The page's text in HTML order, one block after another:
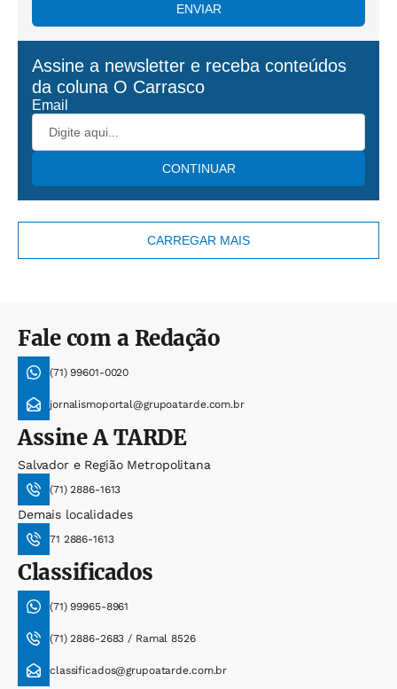
Assine a newsletter e receba conteúdos
da coluna O Carrasco
Email
CONTINUAR
ENVIAR
CARREGAR MAIS
Fale com a Redação
(71) 99601-0020
jornalismoportal@grupoatarde.com.br
AssineA TARDE
Salvador e Região Metropolitana
(71) 2886-1613
Demais localidades
71 2886-1613
Classificados
(71) 99965-8961
(71) 2886-2683 / Ramal 8526
classificados@grupoatarde.com.br